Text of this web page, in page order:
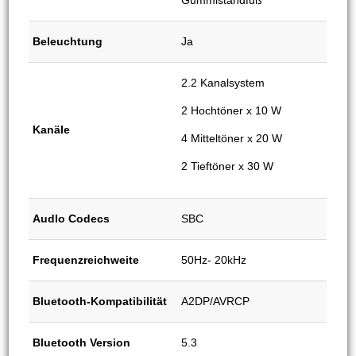
Beleuchtung Ja
Kanäle
2.2 Kanalsystem
2 Hochtöner x 10 W
4 Mitteltöner x 20 W
2 Tieftöner x 30 W
Audlo Codecs SBC
Frequenzreichweite 50Hz- 20kHz
Bluetooth-Kompatibilität A2DP/AVRCP
Bluetooth Version 5.3